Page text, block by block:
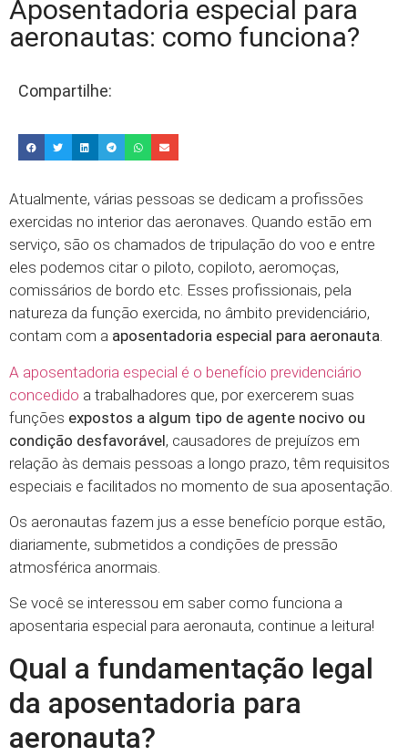
Aposentadoria especial para
aeronautas: como funciona?
Compartilhe:
Atualmente, várias pessoas se dedicam a profissões
exercidas no interior das aeronaves. Quando estão em
serviço, são os chamados de tripulação do voo e entre
eles podemos citar o piloto, copiloto, aeromoças,
comissários de bordo etc. Esses profissionais, pela
natureza da função exercida, no âmbito previdenciário,
contam com a aposentadoria especial para aeronauta.
A aposentadoria especial é o benefício previdenciário
concedido a trabalhadores que, por exercerem suas
funções expostos a algum tipo de agente nocivo ou
condição desfavorável, causadores de prejuízos em
relação às demais pessoas a longo prazo, têm requisitos
especiais e facilitados no momento de sua aposentação.
Os aeronautas fazem jus a esse benefício porque estão,
diariamente, submetidos a condições de pressão
atmosférica anormais.
Se você se interessou em saber como funciona a
aposentaria especial para aeronauta, continue a leitura!
Qual a fundamentação legal
da aposentadoria para
aeronauta?